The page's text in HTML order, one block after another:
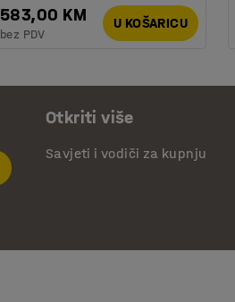
583,00 KM
bez PDV
U KOŠARICU
Otkriti više
Savjeti i vodiči za kupnju